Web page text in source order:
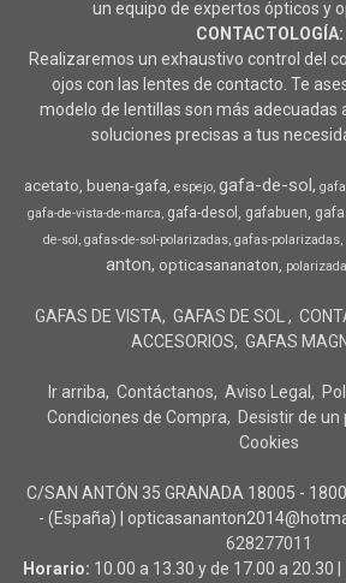
un equipo de expertos ópticos y
CONTACTOLOGÍA:
Realizaremos un exhaustivo control del
ojos con las lentes de contacto. Te
modelo de lentillas son más adecuadas
soluciones precisas a tus
acetato buena-gafa espejo gafa-de-sol
gafa-de-vista-de-marca gafa-desol gafabuen
de-sol gafas-de-sol-polarizadas gafas-polarizadas
anton opticasananaton
GAFAS DE VISTA GAFAS DE SOL
ACCESORIOS
GAFAS
Ir arriba Contáctanos Aviso Legal
Condiciones de Compra
Desistir de un
Cookies
C/SAN ANTÓN 35 GRANADA 18005 -
- (España) |
628277011
Horario: 10.00 a 13.30 y de 17.00 a 20.30 |